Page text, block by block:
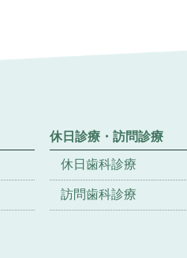
休日診療・訪問診療
休日歯科診療
訪問歯科診療